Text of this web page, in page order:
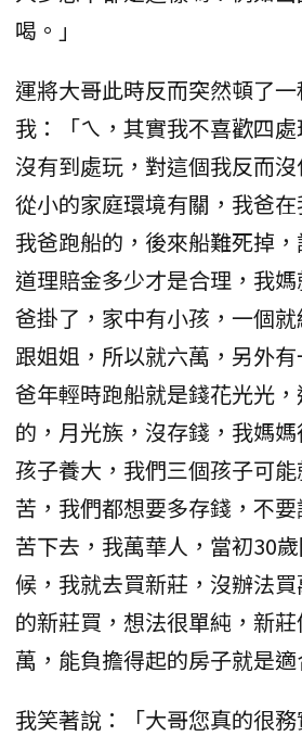
喝。」
運將大哥此時反而突然頓了
我：「ㄟ，其實我不喜歡四
沒有到處玩，對這個我反而
從小的家庭環境有關，我爸在
我爸跑船的，後來船難死掉
道理賠金多少才是合理，我
爸掛了，家中有小孩，一個
跟姐姐，所以就六萬，另外
爸年輕時跑船就是錢花光光
的，月光族，沒存錢，我媽
孩子養大，我們三個孩子可
苦，我們都想要多存錢，不
苦下去，我萬華人，當初30
候，我就去買新莊，沒辦法
的新莊買，想法很單純，新
萬，能負擔得起的房子就是適
我笑著說：「大哥您真的很